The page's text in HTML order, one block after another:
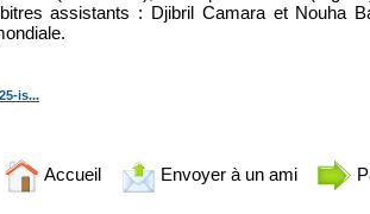
assistants : Djibril Camara et Nouha
is...
Accueil Envoyer à un ami